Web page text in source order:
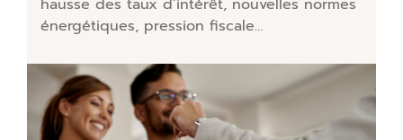
hausse des taux d’intérêt, nouvelles normes
énergétiques, pression fiscale…